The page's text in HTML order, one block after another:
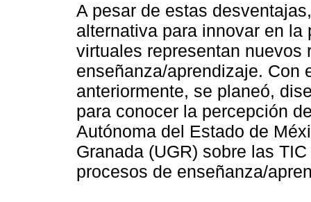
A pesar de estas
alternativa para innovar en
virtuales representan nuevos
enseñanza/aprendizaje. Con
anteriormente, se planeó,
para conocer la percepción
Autónoma del Estado de
Granada (UGR) sobre las
procesos de enseñanza/